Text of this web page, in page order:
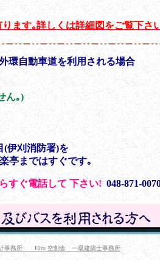
ます｡詳しくは詳細図をご覧下さ
環自動車道を利用される場合
ん｡)
(伊刈消防署)を
亭まではすぐです｡
すぐ電話して 下さい! 048-871-
計事務所 Hiro 空創舎 一級建築士事務所